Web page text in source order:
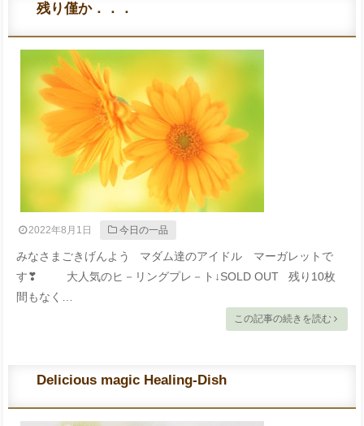
残り僅か．．．
2022年8月1日 今日の一品
みなさまごきげんよう マダム達のアイドル マーガレットで
す❣ 大人気のヒ－リングプレ－ト↓SOLD OUT 残り10枚
間もなく…
この記事の続きを読む
Delicious magic Healing-Dish